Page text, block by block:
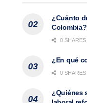
¿Cuánto
Colombia?
0 SHARES
¿En qué
0 SHARES
¿Quiénes